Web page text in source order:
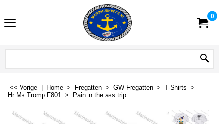
0
<< Vorige Home > Fregatten > GW-Fregatten > T-Shirts >
Hr Ms Tromp F801 > Pain in the ass trip